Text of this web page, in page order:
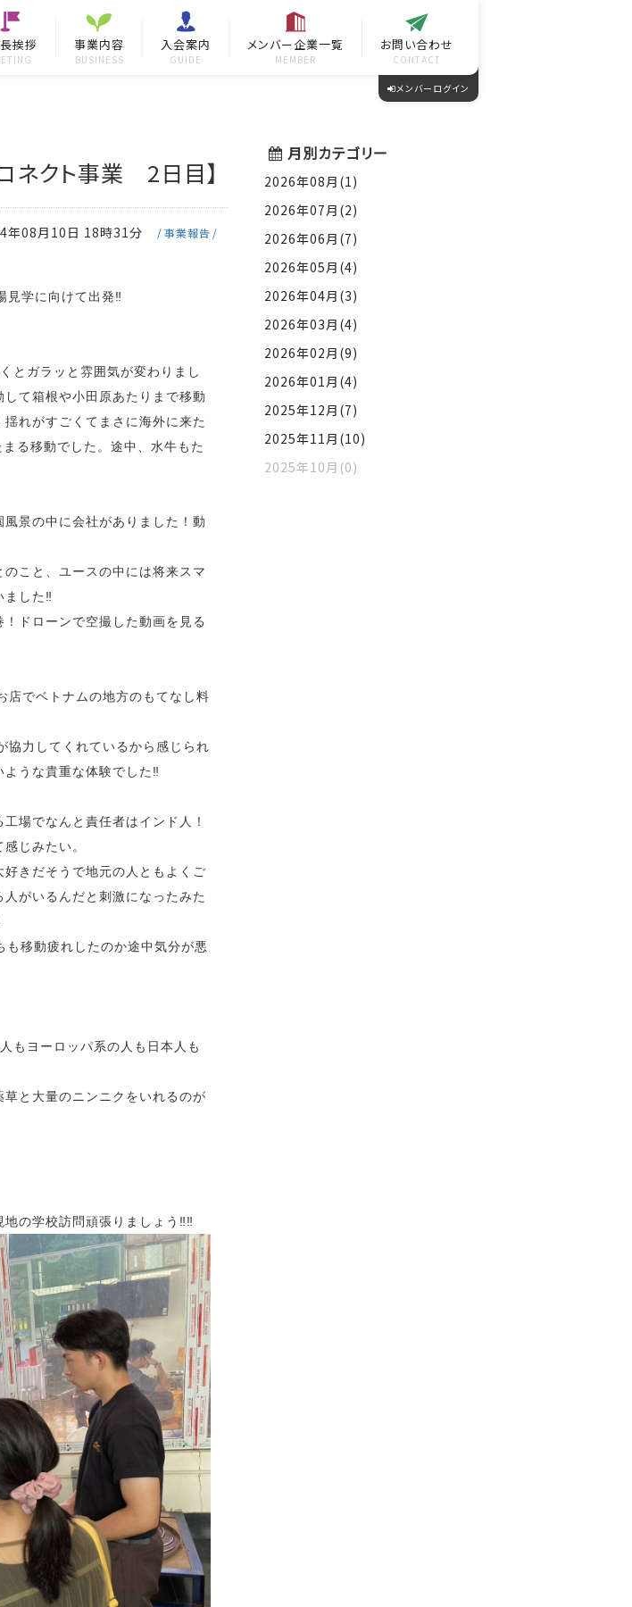
挨拶 事業内容
BUSINESS
入会案内
GUIDE
メンバー企業一覧
MEMBER
お問い合わせ
CONTACT
メンバーログイン
ネクト事業 2日目】
年08月10日 18時31分 事業報告
見学に向けて出発‼️
とガラッと雰囲気が変わりまし
て箱根や小田原あたりまで移動
れがすごくてまさに海外に来た
る移動でした。途中、水牛もた
景の中に会社がありました！動
こと、ユースの中には将来スマ
ました‼️
ドローンで空撮した動画を見る
店でベトナムの地方のもてなし料
協力してくれているから感じられ
うな貴重な体験でした‼️
場でなんと責任者はインド人！
じみたい。
きだそうで地元の人ともよくご
がいるんだと刺激になったみた
移動疲れしたのか途中気分が悪
もヨーロッパ系の人も日本人も
と大量のニンニクをいれるのが
の学校訪問頑張りましょう‼️‼️
月別カテゴリー
2026年08月(1)
2026年07月(2)
2026年06月(7)
2026年05月(4)
2026年04月(3)
2026年03月(4)
2026年02月(9)
2026年01月(4)
2025年12月(7)
2025年11月(10)
2025年10月(0)